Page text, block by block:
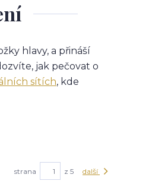
hlavy, a přináší
jak pečovat o
sítích, kde
strana z 5 další